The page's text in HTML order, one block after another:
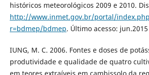
históricos meteorológicos 2009 e 2010.
http://www.inmet.gov.br/portal/
r=bdmep/bdmep. Último acesso: jun.2015
IUNG, M. C. 2006. Fontes e doses de
produtividade e qualidade de quatro